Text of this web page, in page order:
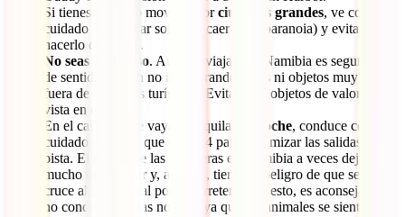
Si tienes pensado moverte porciudades grandes, ve con
cuidado al caminar solo (sin caer en la paranoia) y evita
hacerlo de noche.
No seas ostentoso. Aunque viajar por Namibia es seguro, es
de sentido común no ir mostrando joyas ni objetos muy caros
fuera de las zonas turísticas. Evita dejar objetos de valor a la
vista en el coche.
En el caso de que vayas a alquilar un
coche, conduce con
cuidado e intenta que sea 4×4 para minimizar las salidas de
pista. El estado de las carreteras en Namibia a veces deja
mucho que desear y, además, tienes el peligro de que se te
cruce algún animal por la carretera. Por esto, es aconsejable
no conducir por las noches, ya que los animales se sienten